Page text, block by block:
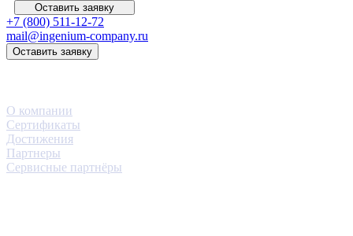
Оставить заявку
+7 (800) 511-12-72
mail@ingenium-company.ru
Оставить заявку
О компании
Сертификаты
Достижения
Партнеры
Сервисные партнёры